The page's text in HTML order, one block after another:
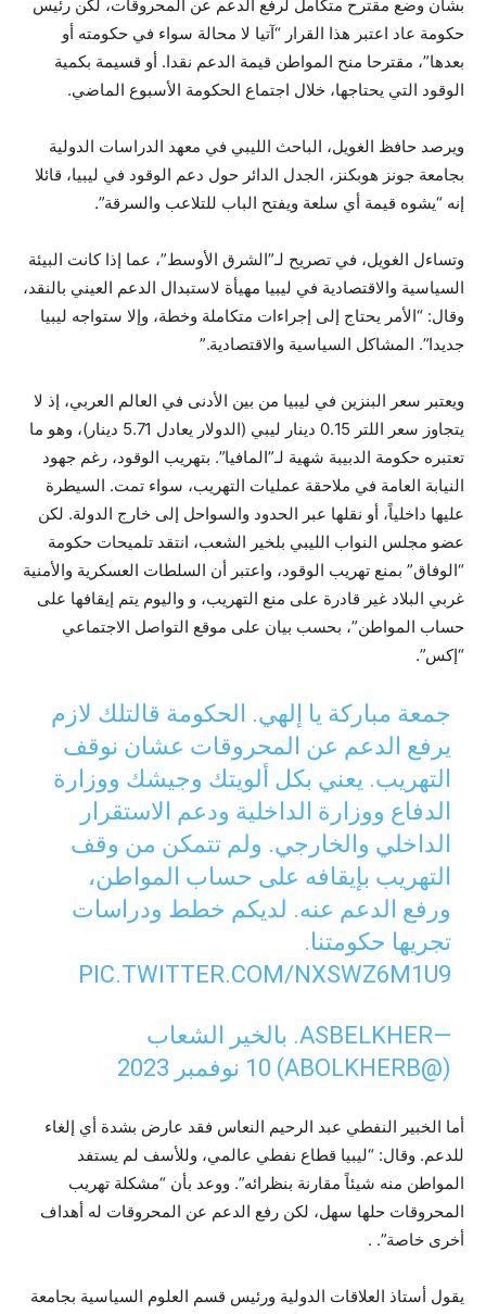
بشأن وضع مقترح متكامل لرفع الدعم عن المحروقات، لكن رئيس
حكومة عاد اعتبر هذا القرار “آتيا لا محالة سواء في حكومته أو
بعدها”، مقترحا منح المواطن قيمة الدعم نقدا. أو قسيمة بكمية
الوقود التي يحتاجها، خلال اجتماع الحكومة الأسبوع الماضي.
ويرصد حافظ الغويل، الباحث الليبي في معهد الدراسات الدولية
بجامعة جونز هوبكنز، الجدل الدائر حول دعم الوقود في ليبيا، قائلا
إنه “يشوه قيمة أي سلعة ويفتح الباب للتلاعب والسرقة”.
وتساءل الغويل، في تصريح لـ”الشرق الأوسط”، عما إذا كانت البيئة
السياسية والاقتصادية في ليبيا مهيأة لاستبدال الدعم العيني بالنقد،
وقال: “الأمر يحتاج إلى إجراءات متكاملة وخطة، وإلا ستواجه ليبيا
جديدا”. المشاكل السياسية والاقتصادية.”
ويعتبر سعر البنزين في ليبيا من بين الأدنى في العالم العربي، إذ لا
يتجاوز سعر اللتر 0.15 دينار ليبي (الدولار يعادل 5.71 دينار)، وهو ما
تعتبره حكومة الدبيبة شهية لـ”المافيا”. بتهريب الوقود، رغم جهود
النيابة العامة في ملاحقة عمليات التهريب، سواء تمت. السيطرة
عليها داخلياً، أو نقلها عبر الحدود والسواحل إلى خارج الدولة. لكن
عضو مجلس النواب الليبي بلخير الشعب، انتقد تلميحات حكومة
“الوفاق” بمنع تهريب الوقود، واعتبر أن السلطات العسكرية والأمنية
غربي البلاد غير قادرة على منع التهريب، و واليوم يتم إيقافها على
حساب المواطن”، بحسب بيان على موقع التواصل الاجتماعي
“إكس”.
جمعة مباركة يا إلهي. الحكومة قالتلك لازم
يرفع الدعم عن المحروقات عشان نوقف
التهريب. يعني بكل ألويتك وجيشك ووزارة
الدفاع ووزارة الداخلية ودعم الاستقرار
الداخلي والخارجي. ولم تتمكن من وقف
التهريب بإيقافه على حساب المواطن،
ورفع الدعم عنه. لديكم خطط ودراسات
تجريها حكومتنا.
PIC.TWITTER.COM/NXSWZ6M1U9
—ASBELKHER. بالخير الشعاب
(@ABOLKHERB)
10 نوفمبر 2023
أما الخبير النفطي عبد الرحيم النعاس فقد عارض بشدة أي إلغاء
للدعم. وقال: “ليبيا قطاع نفطي عالمي، وللأسف لم يستفد
المواطن منه شيئاً مقارنة بنظرائه”. ووعد بأن “مشكلة تهريب
المحروقات حلها سهل، لكن رفع الدعم عن المحروقات له أهداف
أخرى خاصة”. .
يقول أستاذ العلاقات الدولية ورئيس قسم العلوم السياسية بجامعة